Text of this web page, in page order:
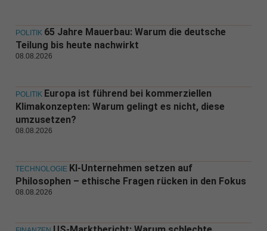
POLITIK 65 Jahre Mauerbau: Warum die deutsche
Teilung bis heute nachwirkt
08.08.2026
POLITIK Europa ist führend bei kommerziellen
Klimakonzepten: Warum gelingt es nicht, diese
umzusetzen?
08.08.2026
TECHNOLOGIE KI-Unternehmen setzen auf
Philosophen – ethische Fragen rücken in den Fokus
08.08.2026